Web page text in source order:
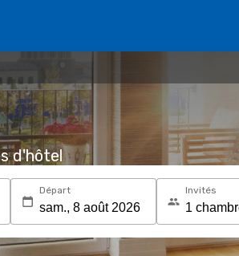
d'hôtel
Départ Invités